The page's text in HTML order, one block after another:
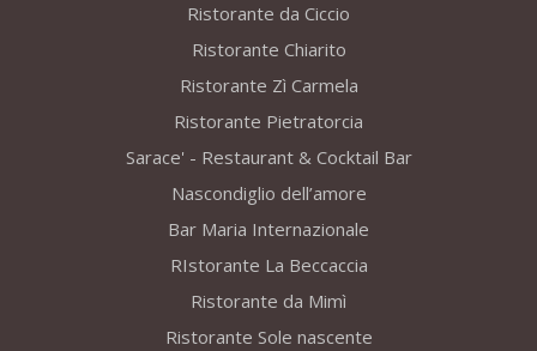
Ristorante da Ciccio
Ristorante Chiarito
Ristorante Zì Carmela
Ristorante Pietratorcia
Sarace' - Restaurant & Cocktail Bar
Nascondiglio dell’amore
Bar Maria Internazionale
RIstorante La Beccaccia
Ristorante da Mimì
Ristorante Sole nascente